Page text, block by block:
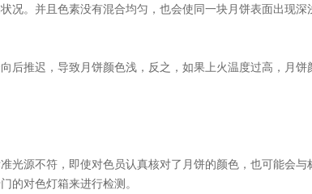
况。并且色素没有混合均匀，也会使同一块月饼表面出现深
后推迟，导致月饼颜色浅，反之，如果上火温度过高，月饼
光源不符，即使对色员认真核对了月饼的颜色，也可能会与
的对色灯箱来进行检测。